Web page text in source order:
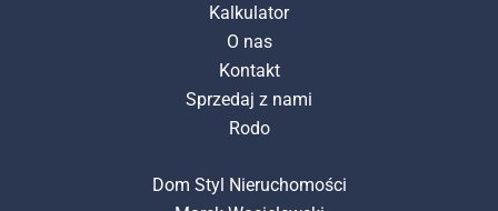
Kalkulator
O nas
Kontakt
Sprzedaj z nami
Rodo
Dom Styl Nieruchomości